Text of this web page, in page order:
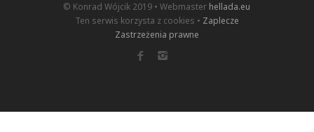
© Konrad Wójcik 2019 • Webmaster hellada.eu
Ten serwis korzysta z cookies • Zaplecze
Zastrzeżenia prawne